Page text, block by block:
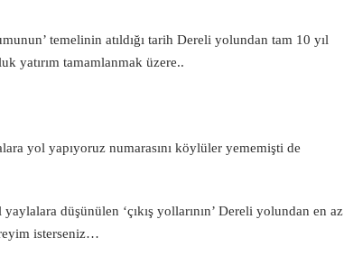
temelinin atıldığı tarih Dereli yolundan tam 10 yıl
yatırım tamamlanmak üzere..
yol yapıyoruz numarasını köylüler yememişti de
düşünülen ‘çıkış yollarının’ Dereli yolundan en az
isterseniz…